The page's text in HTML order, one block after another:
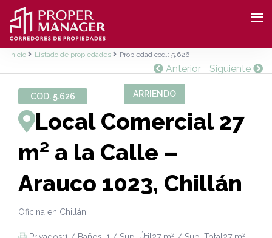
Inicio Listado de propiedades Propiedad cod.: 5.626
Anterior Siguiente
COD. 5.626 ARRIENDO
Local Comercial 27
m² a la Calle –
Arauco 1023, Chillán
Oficina en Chillán
2 2